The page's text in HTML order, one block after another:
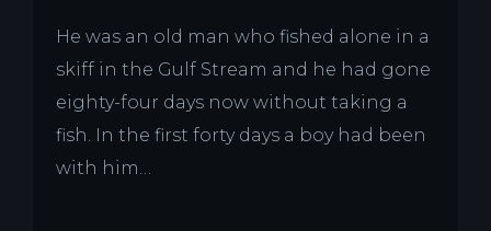
He was an old man who fished alone in a
skiff in the Gulf Stream and he had gone
eighty-four days now without taking a
fish. In the first forty days a boy had been
with him…